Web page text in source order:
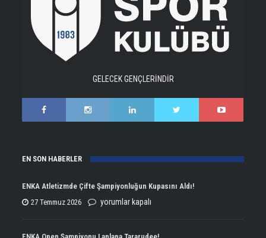
GELECEK GENÇLERİNDİR
EN SON HABERLER
ENKA Atletizmde Çifte Şampiyonluğun Kupasını Aldı!
27 Temmuz 2026
ENKA
Çifte
yorumlar kapalı